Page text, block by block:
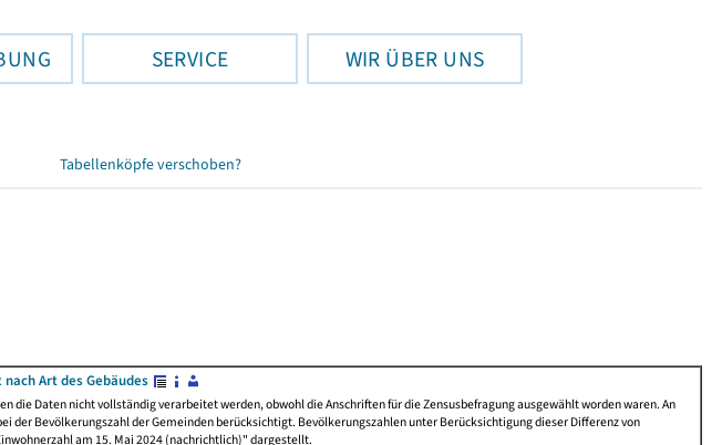
SERVICE WIR ÜBER UNS
Tabellenköpfe verschoben?
Art des Gebäudes
die Daten nicht vollständig verarbeitet werden, obwohl die Anschriften für die Zensusbefragung ausgewählt worden waren. An
der Bevölkerungszahl der Gemeinden berücksichtigt. Bevölkerungszahlen unter Berücksichtigung dieser Differenz von
am 15. Mai 2024 (nachrichtlich)" dargestellt.